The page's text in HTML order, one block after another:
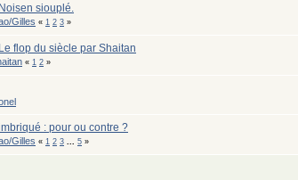
siouplé.
Gilles « 1 2 3 »
flop du siècle par Shaitan
« 1 2 »
: pour ou contre ?
Gilles « 1 2 3 5 »